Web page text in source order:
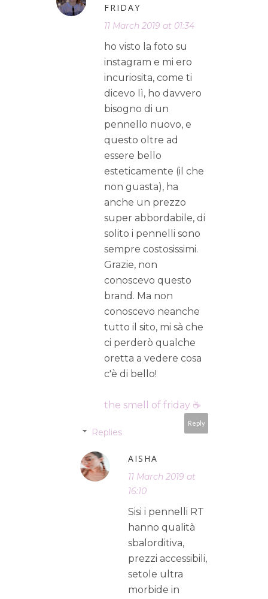
FRIDAY
11 March 2019 at 01:34
ho visto la foto su
instagram e mi ero
incuriosita, come ti
dicevo lì, ho davvero
bisogno di un
pennello nuovo, e
questo oltre ad
essere bello
esteticamente (il che
non guasta), ha
anche un prezzo
super abbordabile, di
solito i pennelli sono
sempre costosissimi.
Grazie, non
conoscevo questo
brand. Ma non
conoscevo neanche
tutto il sito, mi sà che
ci perderò qualche
oretta a vedere cosa
c'è di bello!
the smell of friday ☕
Reply
Replies
AISHA
11 March 2019 at
16:10
Sisi i pennelli RT
hanno qualità
sbalorditiva,
prezzi accessibili,
setole ultra
morbide in